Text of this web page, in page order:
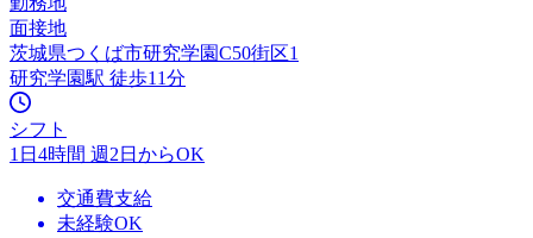
面接地
茨城県つくば市研究学園C50街区1
研究学園駅 徒歩11分
シフト
1日4時間 週2日からOK
交通費支給
未経験OK